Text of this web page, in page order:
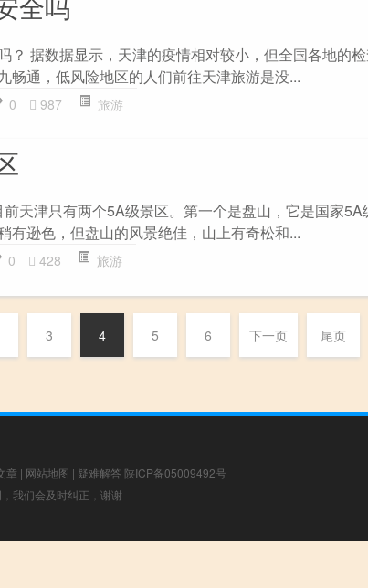
？ 据数据显示，天津的疫情相对较小，但全国各地的
畅通，低风险地区的人们前往天津旅游是没...
0 987 旅游
天津只有两个5A级景区。第一个是盘山，它是国家
有逊色，但盘山的风景绝佳，山上有奇松和...
0 428 旅游
3 4 5 6 下一页 尾页
章 | 网站地图 | 疑难解答 陕ICP备05009492号
我们会及时纠正，谢谢